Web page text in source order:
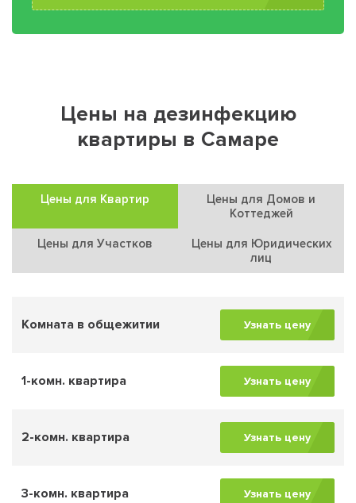
Цены на дезинфекцию
квартиры в Самаре
Цены для Квартир
Цены для Домов и
Коттеджей
Цены для Участков
Цены для Юридических
лиц
Комната в общежитии Узнать цену
1-комн. квартира Узнать цену
2-комн. квартира Узнать цену
3-комн. квартира Узнать цену